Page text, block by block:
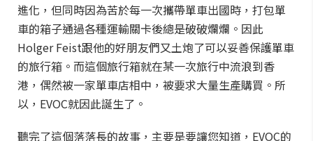
進化，但同時因為苦於每一次攜帶單車出國時，打包單
車的箱子通過各種運輸關卡後總是破破爛爛。因此
Holger Feist跟他的好朋友們又土炮了可以妥善保護單車
的旅行箱。而這個旅行箱就在某一次旅行中流浪到香
港，偶然被一家單車店相中，被要求大量生產購買。所
以，EVOC就因此誕生了。
聽完了這個落落長的故事，主要是要讓您知道，EVOC的